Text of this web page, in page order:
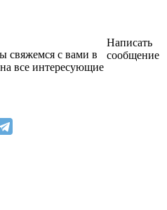
свяжемся с вами в
все интересующие
Написать
сообщение